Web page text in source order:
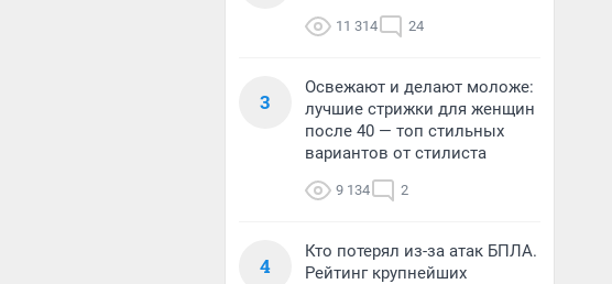
11 314 24
3
Освежают и делают моложе:
лучшие стрижки для женщин
после 40 — топ стильных
вариантов от стилиста
9 134 2
4
Кто потерял из-за атак БПЛА.
Рейтинг крупнейших